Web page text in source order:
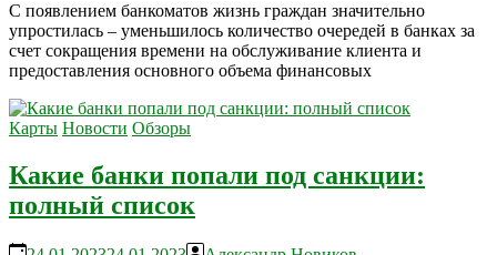
С появлением банкоматов жизнь граждан значительно
упростилась – уменьшилось количество очередей в банках за
счет сокращения времени на обслуживание клиента и
предоставления основного объема финансовых
Карты Новости Обзоры
Какие банки попали под санкции:
полный список